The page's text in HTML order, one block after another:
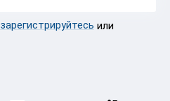
зарегистрируйтесь или